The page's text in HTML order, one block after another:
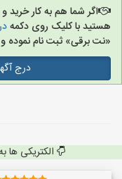
اگر شما هم به کار خرید
هستید با کلیک روی دکمه
«نت برقی» ثبت نام نموده
درج
الکتریکی ها